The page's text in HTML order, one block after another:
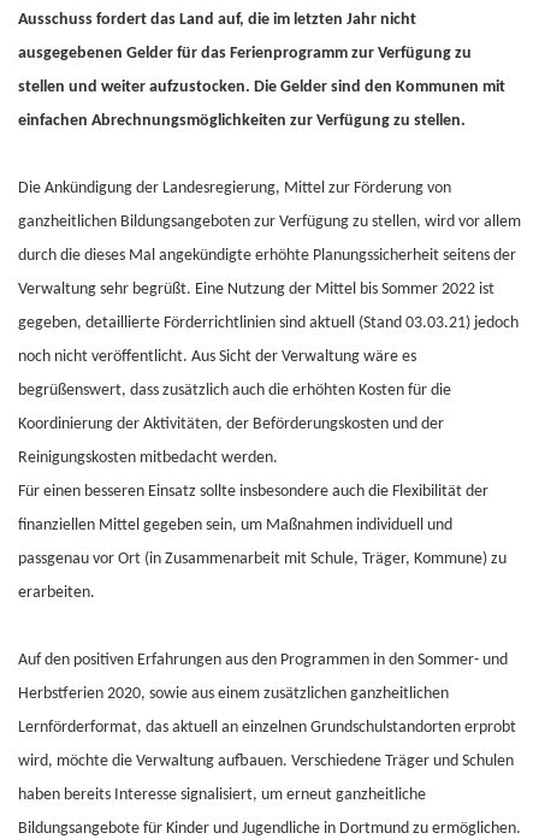
Ausschuss fordert das Land auf, die im letzten Jahr nicht
ausgegebenen Gelder für das Ferienprogramm zur Verfügung zu
stellen und weiter aufzustocken. Die Gelder sind den Kommunen mit
einfachen Abrechnungsmöglichkeiten zur Verfügung zu stellen.
Die Ankündigung der Landesregierung, Mittel zur Förderung von
ganzheitlichen Bildungsangeboten zur Verfügung zu stellen, wird vor allem
durch die dieses Mal angekündigte erhöhte Planungssicherheit seitens der
Verwaltung sehr begrüßt. Eine Nutzung der Mittel bis Sommer 2022 ist
gegeben, detaillierte Förderrichtlinien sind aktuell (Stand 03.03.21) jedoch
noch nicht veröffentlicht. Aus Sicht der Verwaltung wäre es
begrüßenswert, dass zusätzlich auch die erhöhten Kosten für die
Koordinierung der Aktivitäten, der Beförderungskosten und der
Reinigungskosten mitbedacht werden.
Für einen besseren Einsatz sollte insbesondere auch die Flexibilität der
finanziellen Mittel gegeben sein, um Maßnahmen individuell und
passgenau vor Ort (in Zusammenarbeit mit Schule, Träger, Kommune) zu
erarbeiten.
Auf den positiven Erfahrungen aus den Programmen in den Sommer- und
Herbstferien 2020, sowie aus einem zusätzlichen ganzheitlichen
Lernförderformat, das aktuell an einzelnen Grundschulstandorten erprobt
wird, möchte die Verwaltung aufbauen. Verschiedene Träger und Schulen
haben bereits Interesse signalisiert, um erneut ganzheitliche
Bildungsangebote für Kinder und Jugendliche in Dortmund zu ermöglichen.